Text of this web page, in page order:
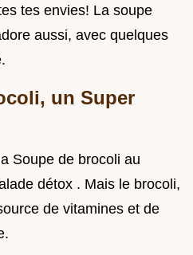
tes envies! La soupe
aussi, avec quelques
un Super
Soupe de brocoli au
détox . Mais le brocoli,
de vitamines et de